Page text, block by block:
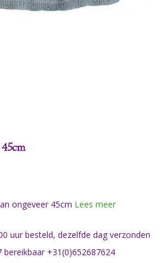
ongeveer 45cm Lees meer
uur besteld, dezelfde dag verzonden
bereikbaar +31(0)652687624